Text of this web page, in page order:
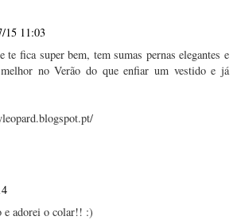
15 11:03
te fica super bem, tem sumas pernas elegantes e
no Verão do que enfiar um vestido e já
e adorei o colar!! :)